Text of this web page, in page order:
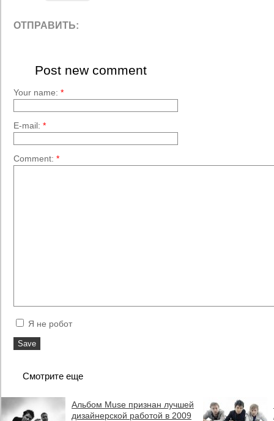
ОТПРАВИТЬ:
Post new comment
Your name: *
E-mail: *
Comment: *
Я не робот
Смотрите еще
Альбом Muse признан лучшей
дизайнерской работой в 2009